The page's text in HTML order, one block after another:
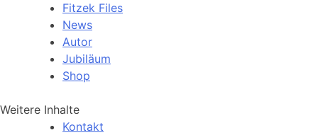
Fitzek Files
News
Autor
Jubiläum
Shop
Weitere Inhalte
Kontakt